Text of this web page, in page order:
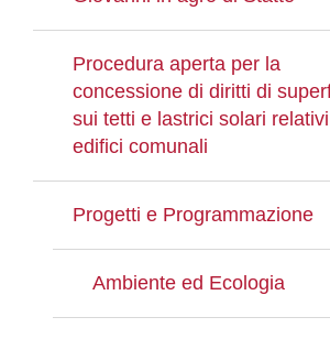
Procedura aperta per la
concessione di diritti di
sui tetti e lastrici solari
edifici comunali
Progetti e Programmazione
Ambiente ed Ecologia